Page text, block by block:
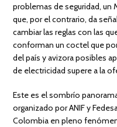
problemas de seguridad, un
que, por el contrario, da
cambiar las reglas con las
conforman un coctel que
del país y avizora posibles
de electricidad supere a la
Este es el sombrío
organizado por ANIF y
Colombia en pleno